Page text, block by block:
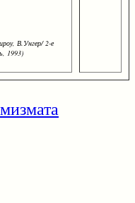
В.Унгер/ 2-е
1993)